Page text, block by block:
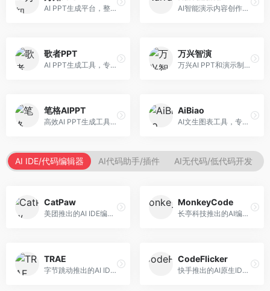
AI PPT生成平台，整合知识库与创作功能。面向职场人士，支持内容检索、PPT生成、设计优化等服务，知识整合能力强。 AI智能演示内容创作平台，专注于叙事演示。面向内容创作者，提供故事创作、演示生成、动画设计等服务，演示内容生动有趣。
歌者PPT
AI PPT生成工具，专注于演示文稿智能创作。面向职场人士，支持主题输入、内容生成、设计美化等功能，PPT制作效率高。
万兴智演
万兴AI PPT和演示制作软件，整合视频演示功能。面向职场人士和教育工作者，提供PPT生成、演示录制、视频制作等服务，演示功能完善。
笔格AIPPT
高效AI PPT生成工具，专注于演示文稿智能创作。面向职场人士，支持主题输入、内容生成、设计美化等功能，PPT制作效率高。
AiBiao
AI文生图表工具，专注于数据可视化展示。面向数据分析师和职场人士，提供图表生成、数据可视化、PPT嵌入等服务，数据展示专业。
AI IDE/代码编辑器 AI代码助手/插件 AI无代码/低代码开发
CatPaw
美团推出的AI IDE编程工具，专注于本地开发生态。面向开发者，提供智能代码补全、代码生成、项目管理等服务，本地开发体验好。
MonkeyCode
长亭科技推出的AI编程助手，专注于安全开发。面向开发者，提供代码生成、安全检测、漏洞修复等服务，安全开发能力强。
TRAE
字节跳动推出的AI IDE编程工具，深度集成大模型能力。面向开发者，提供智能代码补全、代码解释、重构优化等服务，编程效率显著提升。
CodeFlicker
快手推出的AI原生IDE，专注于短视频相关开发。面向快手生态开发者，提供代码生成、调试辅助等服务，与快手开发生态深度整合。